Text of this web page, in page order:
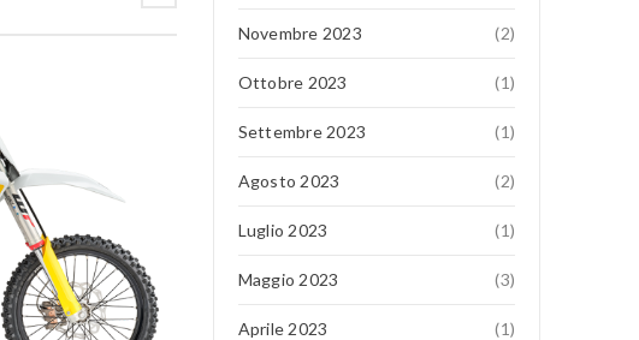
16
Novembre 2023 (2)
Ottobre 2023 (1)
Settembre 2023 (1)
Agosto 2023 (2)
Luglio 2023 (1)
Maggio 2023 (3)
Aprile 2023 (1)